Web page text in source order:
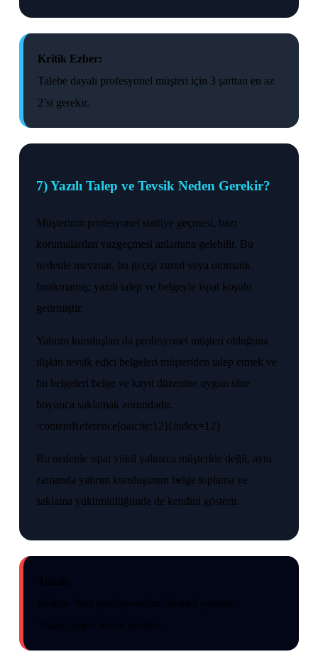
Kritik Ezber:
Talebe dayalı profesyonel müşteri için 3 şarttan en az
2’si gerekir.
7) Yazılı Talep ve Tevsik Neden Gerekir?
Müşterinin profesyonel statüye geçmesi, bazı
korumalardan vazgeçmesi anlamına gelebilir. Bu
nedenle mevzuat, bu geçişi zımni veya otomatik
bırakmamış; yazılı talep ve belgeyle ispat koşulu
getirmiştir.
Yatırım kuruluşları da profesyonel müşteri olduğuna
ilişkin tevsik edici belgeleri müşteriden talep etmek ve
bu belgeleri belge ve kayıt düzenine uygun süre
boyunca saklamak zorundadır.
:contentReference[oaicite:12]{index=12}
Bu nedenle ispat yükü yalnızca müşteride değil, aynı
zamanda yatırım kuruluşunun belge toplama ve
saklama yükümlülüğünde de kendini gösterir.